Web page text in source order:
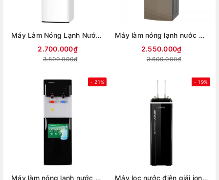
Máy Làm Nóng Lạnh Nước Uống Kangaroo KG59A3
2.700.000₫
3.800.000₫
Máy làm nóng lạnh nước uống Kangaroo KG58A3
2.550.000₫
3.600.000₫
- 21%
Máy làm nóng lạnh nước uống Kangaroo KG57A3
- 19%
Máy lọc nước điện giải ion kiềm hydrogen Mutosi MP-T999